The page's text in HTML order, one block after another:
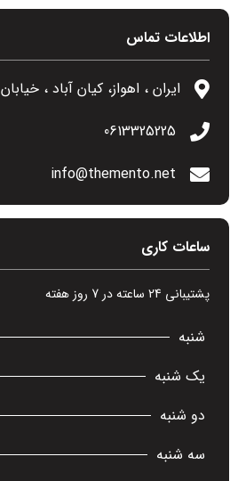
اطلاعات تماس
ایران ، اهواز، کیان آباد ، خیابان 28 شرقی ، پلاک 12
0613325225
info@themento.net
ساعات کاری
پشتیبانی 24 ساعته در 7 روز هفته
شنبه
یک شنبه
دو شنبه
سه شنبه